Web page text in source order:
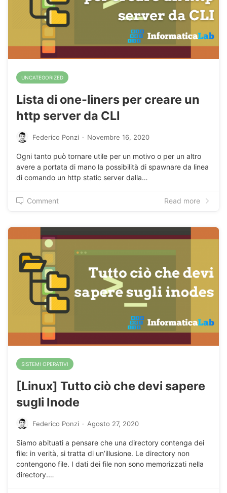
UNCATEGORIZED
Lista di one-liners per creare un
http server da CLI
Federico Ponzi · Novembre 16, 2020
Ogni tanto può tornare utile per un motivo o per un altro
avere a portata di mano la possibilità di spawnare da linea
di comando un http static server dalla…
Comment Read more
SISTEMI OPERATIVI
[Linux] Tutto ciò che devi sapere
sugli Inode
Federico Ponzi · Agosto 27, 2020
Siamo abituati a pensare che una directory contenga dei
file: in verità, si tratta di un’illusione. Le directory non
contengono file. I dati dei file non sono memorizzati nella
directory.…